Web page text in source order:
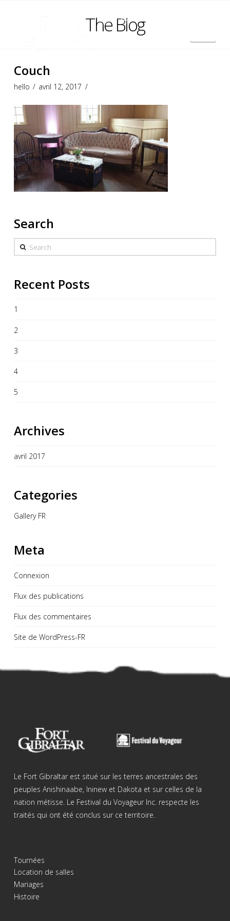
The Blog
Couch
hello avril 12, 2017
Search
Search
Recent Posts
1
2
3
4
5
Archives
avril 2017
Categories
Gallery FR
Meta
Connexion
Flux des publications
Flux des commentaires
Site de WordPress-FR
Le Fort Gibraltar est situé sur les terres ancestrales des
peuples Anishinaabe, Ininew et Dakota et sur celles de la
nation métisse. Le Festival du Voyageur Inc. respecte les
traités qui ont été conclus sur ce territoire.
Tournées
Location de salles
Mariages
Histoire